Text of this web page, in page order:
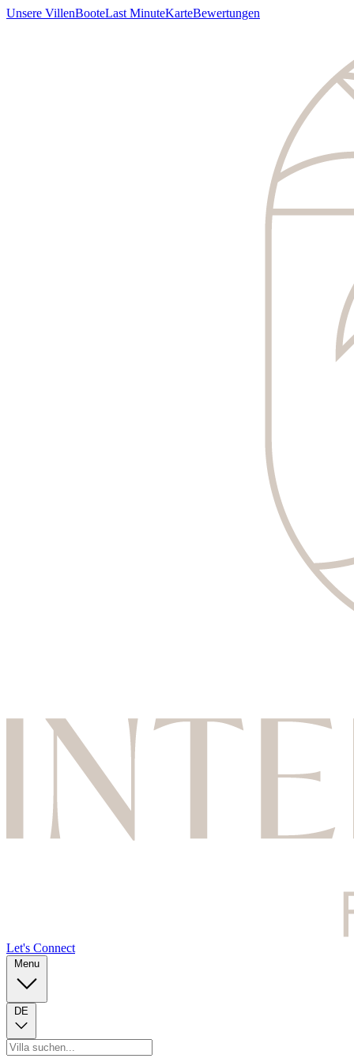
Unsere VillenBooteLast MinuteKarteBewertungen
Let's Connect